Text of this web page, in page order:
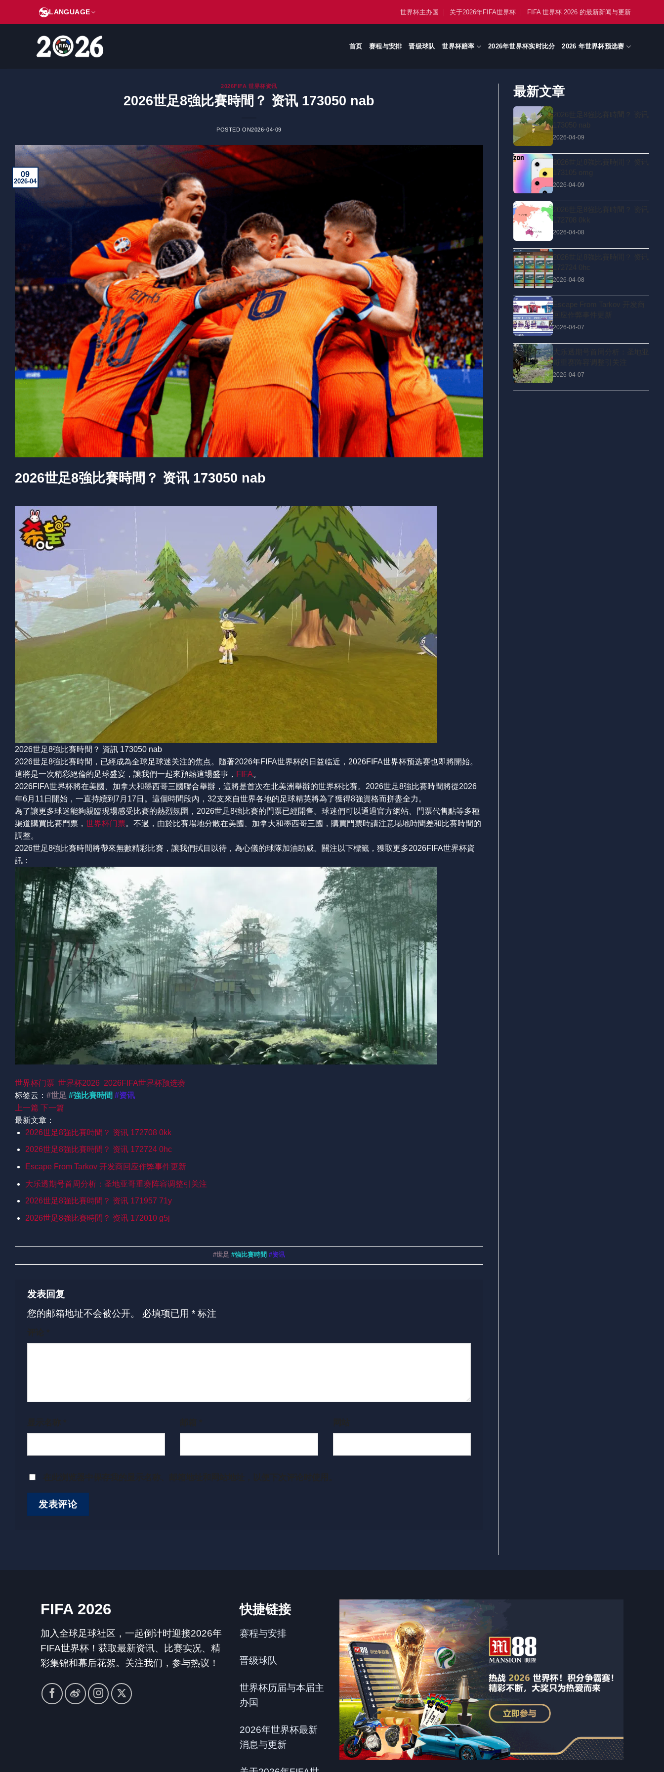
LANGUAGE 世界杯主办国 关于2026年FIFA世界杯 FIFA 世界杯 2026 的最新新闻与更新
首页 赛程与安排 晋级球队 世界杯赔率 2026年世界杯实时比分 2026 年世界杯预选赛
2026FIFA 世界杯资讯
2026世足8強比賽時間？ 资讯 173050 nab
POSTED ON2026-04-09
09
2026-04
2026世足8強比賽時間？ 资讯 173050 nab
2026世足8強比賽時間？ 資訊 173050 nab
2026世足8強比賽時間，已經成為全球足球迷关注的焦点。隨著2026年FIFA世界杯的日益临近，2026FIFA世界杯预选赛也即將開始。
這將是一次精彩絕倫的足球盛宴，讓我們一起來預熱這場盛事， FIFA。
2026FIFA世界杯將在美國、加拿大和墨西哥三國聯合舉辦，這將是首次在北美洲舉辦的世界杯比賽。2026世足8強比賽時間將從2026
年6月11日開始，一直持續到7月17日。這個時間段內，32支來自世界各地的足球精英將為了獲得8強資格而拼盡全力。
為了讓更多球迷能夠親臨現場感受比賽的熱烈氛圍，2026世足8強比賽的門票已經開售。球迷們可以通過官方網站、門票代售點等多種
渠道購買比賽門票， 世界杯门票。不過，由於比賽場地分散在美國、加拿大和墨西哥三國，購買門票時請注意場地時間差和比賽時間的
調整。
2026世足8強比賽時間將帶來無數精彩比賽，讓我們拭目以待，為心儀的球隊加油助威。關注以下標籤，獲取更多2026FIFA世界杯資
訊：
世界杯门票 世界杯2026 2026FIFA世界杯预选赛
标签云： #世足 #強比賽時間 #资讯
上一篇 下一篇
最新文章：
2026世足8強比賽時間？ 资讯 172708 0kk
2026世足8強比賽時間？ 资讯 172724 0hc
Escape From Tarkov 开发商回应作弊事件更新
大乐透期号首周分析：圣地亚哥重赛阵容调整引关注
2026世足8強比賽時間？ 资讯 171957 71y
2026世足8強比賽時間？ 资讯 172010 g5j
#世足 #強比賽時間 #资讯
发表回复
您的邮箱地址不会被公开。
必填项已用 * 标注
最新文章
2026世足8強比賽時間？ 资讯
173050 nab
2026-04-09
2026世足8強比賽時間？ 资讯
173105 omg
2026-04-09
2026世足8強比賽時間？ 资讯
172708 0kk
2026-04-08
2026世足8強比賽時間？ 资讯
172724 0hc
2026-04-08
Escape From Tarkov 开发商
回应作弊事件更新
2026-04-07
大乐透期号首周分析：圣地亚
哥重赛阵容调整引关注
2026-04-07
FIFA 2026
加入全球足球社区，一起倒计时迎接2026年
FIFA世界杯！获取最新资讯、比赛实况、精
彩集锦和幕后花絮。关注我们，参与热议！
快捷链接
赛程与安排
晋级球队
世界杯历届与本届主
办国
2026年世界杯最新
消息与更新